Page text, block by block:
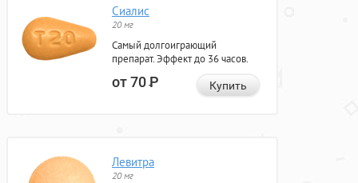
Сиалис
20 мг
Самый долгоиграющий
препарат. Эффект до 36 часов.
от 70Р Купить
Левитра
20 мг